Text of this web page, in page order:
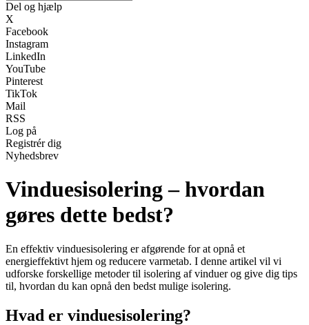
Del og hjælp
X
Facebook
Instagram
LinkedIn
YouTube
Pinterest
TikTok
Mail
RSS
Log på
Registrér dig
Nyhedsbrev
Vinduesisolering – hvordan
gøres dette bedst?
En effektiv vinduesisolering er afgørende for at opnå et
energieffektivt hjem og reducere varmetab. I denne artikel vil vi
udforske forskellige metoder til isolering af vinduer og give dig tips
til, hvordan du kan opnå den bedst mulige isolering.
Hvad er vinduesisolering?